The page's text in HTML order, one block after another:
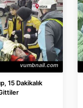
15 Dakikalık